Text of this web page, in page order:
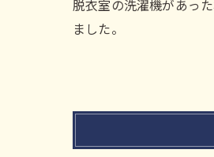
脱衣室の洗濯機があっ
ました。